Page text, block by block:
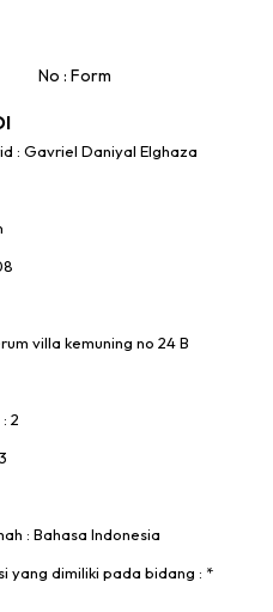
No : Form
: Gavriel Daniyal Elghaza
villa kemuning no 24 B
2
: Bahasa Indonesia
yang dimiliki pada bidang : *